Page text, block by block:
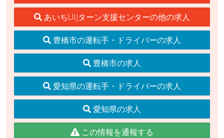
あいちUIJターン支援センターの他の求人
豊橋市の運転手・ドライバーの求人
豊橋市の求人
愛知県の運転手・ドライバーの求人
愛知県の求人
この情報を通報する